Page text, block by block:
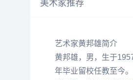
美术家推荐
艺术家黄邦雄简介
黄邦雄 ，男，生于
年毕业留校任教至今